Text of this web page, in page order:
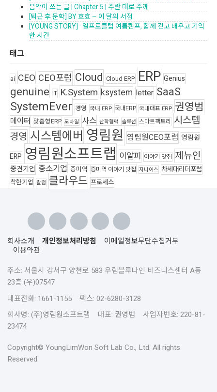
음악이 쓰는 글 | Chapter 5 | 주란 대로 주께
[퇴근 후 문학] BY 효효 – 이 달의 서점
[YOUNG STORY] · 일프로클럽 여름캠프, 함께 걷고 배우고 기억
한 시간
태그
ai CEO CEO포럼 Cloud Cloud ERP ERP Genius
genuine IT K.System ksystem letter SaaS
SystemEver 경영 국내 ERP 국내ERP 국내대표 ERP 권영범
데이터 맞춤형ERP 모바일 사스 산학협력 솔루션 스마트팩토리 시스템
경영 시스템에버 영림원 영림원CEO포럼 영림원
ERP 영림원소프트랩 이알피 이야기 맛집 제뉴인
중견기업 중소기업 증미역 증미역 이야기 맛집 지니어스 차세대리더포럼
착한기업 칼럼 클라우드 프로세스
회사소개 개인정보처리방침
이메일정보무단수집거부
이용약관
주소: 서울시 강서구 양천로 583 우림블루나인 비즈니스센터 A동
23층 (우)07547
대표전화: 1661-1155 팩스: 02-6280-3128
회사명: (주)영림원소프트랩 대표: 권영범 사업자번호: 220-81-
23474
Copyright© YoungLimWon Soft Lab Co., Ltd. All rights
Reserved.